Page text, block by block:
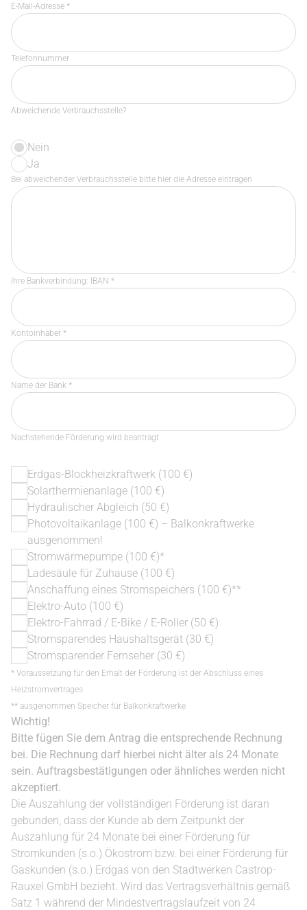
E-Mail-Adresse *
Telefonnummer
Abweichende Verbrauchsstelle?
Nein
Ja
Bei abweichender Verbrauchsstelle bitte hier die Adresse eintragen
Ihre Bankverbindung: IBAN *
Kontoinhaber *
Name der Bank *
Nachstehende Förderung wird beantragt
Erdgas-Blockheizkraftwerk (100 €)
Solarthermienanlage (100 €)
Hydraulischer Abgleich (50 €)
Photovoltaikanlage (100 €) – Balkonkraftwerke
ausgenommen!
Stromwärmepumpe (100 €)*
Ladesäule für Zuhause (100 €)
Anschaffung eines Stromspeichers (100 €)**
Elektro-Auto (100 €)
Elektro-Fahrrad / E-Bike / E-Roller (50 €)
Stromsparendes Haushaltsgerät (30 €)
Stromsparender Fernseher (30 €)
* Voraussetzung für den Erhalt der Förderung ist der Abschluss eines
Heizstromvertrages
** ausgenommen Speicher für Balkonkraftwerke
Wichtig!
Bitte fügen Sie dem Antrag die entsprechende Rechnung
bei. Die Rechnung darf hierbei nicht älter als 24 Monate
sein. Auftragsbestätigungen oder ähnliches werden nicht
akzeptiert.
Die Auszahlung der vollständigen Förderung ist daran
gebunden, dass der Kunde ab dem Zeitpunkt der
Auszahlung für 24 Monate bei einer Förderung für
Stromkunden (s.o.) Ökostrom bzw. bei einer Förderung für
Gaskunden (s.o.) Erdgas von den Stadtwerken Castrop-
Rauxel GmbH bezieht. Wird das Vertragsverhältnis gemäß
Satz 1 während der Mindestvertragslaufzeit von 24